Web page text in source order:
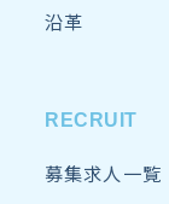
沿革
RECRUIT
募集求人一覧